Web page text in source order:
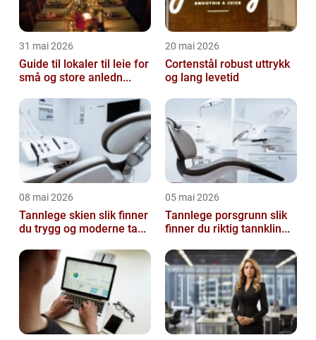
31 mai 2026
Guide til lokaler til leie for
små og store anledn...
20 mai 2026
Cortenstål robust uttrykk
og lang levetid
08 mai 2026
Tannlege skien slik finner
du trygg og moderne ta...
05 mai 2026
Tannlege porsgrunn slik
finner du riktig tannklin...